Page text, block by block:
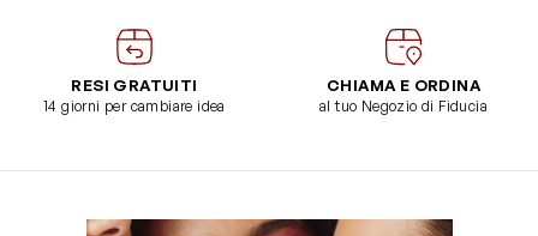
RESI GRATUITI
14 giorni per cambiare idea
CHIAMA E ORDINA
al tuo Negozio di Fiducia